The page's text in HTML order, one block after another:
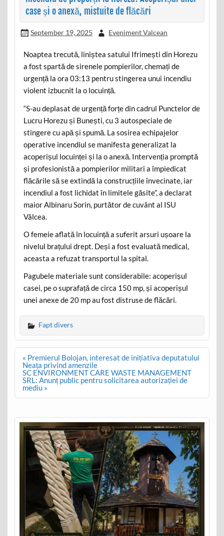
case și o anexă, mistuite de flăcări
September 19, 2025 Eveniment Valcean
Noaptea trecută, liniștea satului Ifrimești din Horezu
a fost spartă de sirenele pompierilor, chemați de
urgență la ora 03:13 pentru stingerea unui incendiu
violent izbucnit la o locuință.
“S-au deplasat de urgență forțe din cadrul Punctelor de
Lucru Horezu și Bunești, cu 3 autospeciale de
stingere cu apă și spumă. La sosirea echipajelor
operative incendiul se manifesta generalizat la
acoperișul locuinței și la o anexă. Intervenția promptă
și profesionistă a pompierilor militari a împiedicat
flăcările să se extindă la construcțiile învecinate, iar
incendiul a fost lichidat în limitele găsite”, a declarat
maior Albinaru Sorin, purtător de cuvânt al ISU
Vâlcea.
O femeie aflată în locuință a suferit arsuri ușoare la
nivelul brațului drept. Deși a fost evaluată medical,
aceasta a refuzat transportul la spital.
Pagubele materiale sunt considerabile: acoperișul
casei, pe o suprafață de circa 150 mp, și acoperișul
unei anexe de 20 mp au fost distruse de flăcări.
Fapt divers
Post
navigation
« Premierul Bolojan, interesat de inițiativa deputatului
Neața privind amenzile
SC ENVIRONMENT CARE WASTE MANAGEMENT
SRL: Anunț public pentru solicitarea autorizației de
mediu »